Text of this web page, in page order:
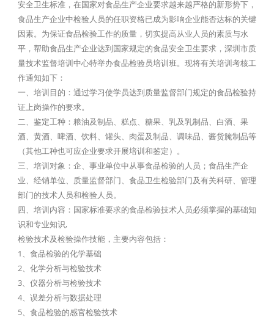
安全卫生标准，在国家对食品生产企业要求越来越严格的新形势下，
食品生产企业中检验人员的任职资格已成为影响企业能否达标的关键
因素。为保证食品检验工作的质量，切实提高从业人员的素质与水
平，帮助食品生产企业达到国家规定的食品安全卫生要求，深圳市质
量技术监督培训中心特举办食品检验员培训班。现将有关培训考核工
作通知如下：
一、培训目的：通过学习使学员达到质量监督部门规定的食品检验持
证上岗操作的要求。
二、鉴定工种：粮油及制品、糕点、糖果、乳及乳制品、白酒、果
酒、黄酒、啤酒、饮料、罐头、肉蛋及制品、调味品、酱货腌制品等
（其他工种也可应企业要求开展培训和鉴定）。
三、培训对象：企、事业单位中从事食品检验的人员；食品生产企
业、经销单位、质量监督部门、食品卫生检验部门及有关科研、管理
部门的技术人员和检验人员。
四、培训内容：国家标准要求的食品检验技术人员必须掌握的基础知
识和专业知识,
检验技术及检验操作技能，主要内容包括：
1、食品检验的化学基础
2、化学分析与检验技术
3、仪器分析与检验技术
4、误差分析与数据处理
5、食品检验的感官检验技术